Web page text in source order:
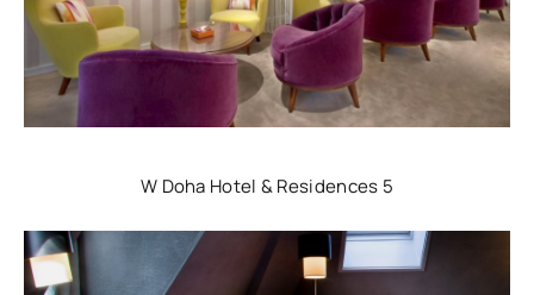
W Doha Hotel & Residences 5